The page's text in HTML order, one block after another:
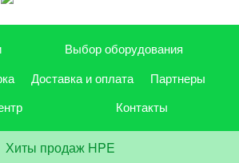
Выбор оборудования
Доставка и оплата
Партнеры
Контакты
Хиты продаж HPE